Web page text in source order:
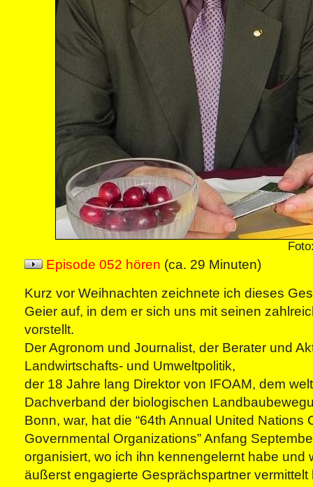
Episode 052 hören (ca. 29 Minuten)
Kurz vor Weihnachten zeichnete ich dieses
Geier auf, in dem er sich uns mit seinen
vorstellt.
Der Agronom und Journalist, der Berater und
Landwirtschafts- und Umweltpolitik,
der 18 Jahre lang Direktor von IFOAM, dem
Dachverband der biologischen
Bonn, war, hat die “64th Annual United Nations
Governmental Organizations” Anfang
organisiert, wo ich ihn kennengelernt habe und
äußerst engagierte Gesprächspartner vermittelt